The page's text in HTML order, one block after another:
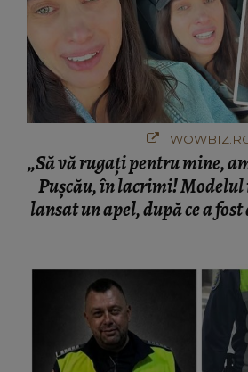
„Să vă rugați pentru mine,
Pușcău, în lacrimi!
lansat un apel, după ce a